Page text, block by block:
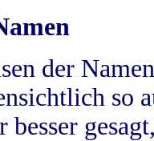
der
so
besser